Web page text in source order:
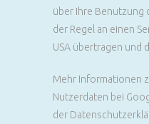
über Ihre Benutzung
der Regel an einen
USA übertragen und
Mehr Informationen
Nutzerdaten bei
der